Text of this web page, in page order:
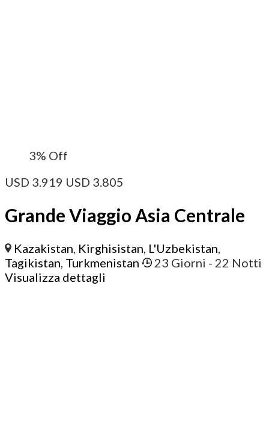
3% Off
USD 3.919 USD 3.805
Grande Viaggio Asia Centrale
Kazakistan Kirghisistan L'Uzbekistan
Tagikistan Turkmenistan 23 Giorni - 22 Notti
Visualizza dettagli